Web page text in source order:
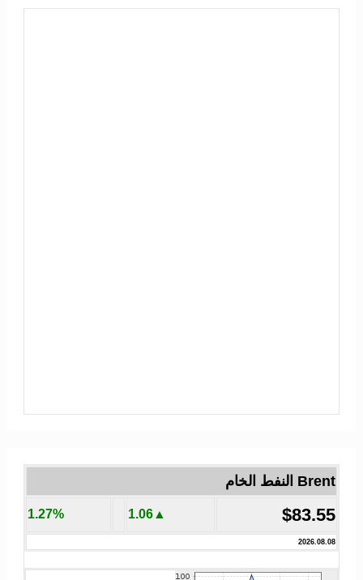
Brent النفط الخام
$83.55
▲1.06
1.27%
2026.08.08